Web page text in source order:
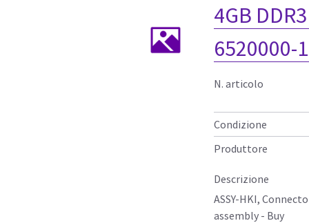
4GB
6520000-
N. articolo
Condizione
Produttore
Descrizione
ASSY-HKI,
assembly - Buy